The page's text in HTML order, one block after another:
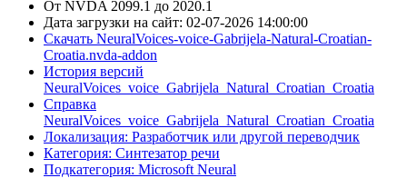
От NVDA 2099.1 до 2020.1
Дата загрузки на сайт: 02-07-2026 14:00:00
Скачать NeuralVoices-voice-Gabrijela-Natural-Croatian-
Croatia.nvda-addon
История версий
NeuralVoices_voice_Gabrijela_Natural_Croatian_Croatia
Справка
NeuralVoices_voice_Gabrijela_Natural_Croatian_Croatia
Локализация: Разработчик или другой переводчик
Категория: Синтезатор речи
Подкатегория: Microsoft Neural